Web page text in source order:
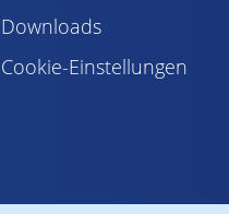
Downloads
Cookie-Einstellungen